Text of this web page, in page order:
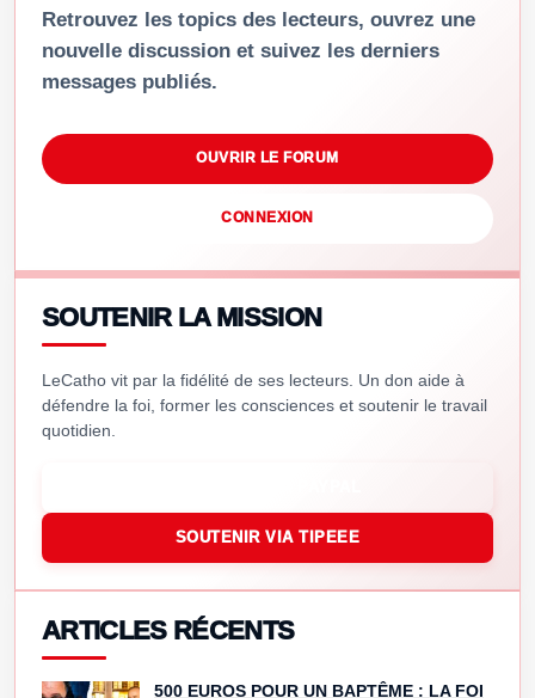
Retrouvez les topics des lecteurs, ouvrez une
nouvelle discussion et suivez les derniers
messages publiés.
OUVRIR LE FORUM
CONNEXION
SOUTENIR LA MISSION
LeCatho vit par la fidélité de ses lecteurs. Un don aide à
défendre la foi, former les consciences et soutenir le travail
quotidien.
SOUTENIR VIA TIPEEE
ARTICLES RÉCENTS
500 EUROS POUR UN BAPTÊME : LA FOI